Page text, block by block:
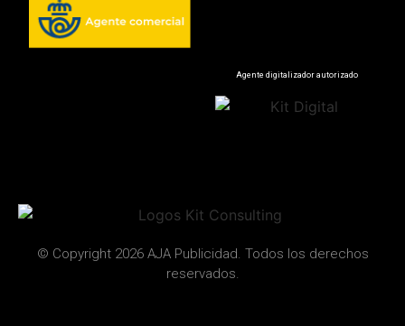
Agente digitalizador autorizado
© Copyright 2026 AJA Publicidad. Todos los derechos
reservados.